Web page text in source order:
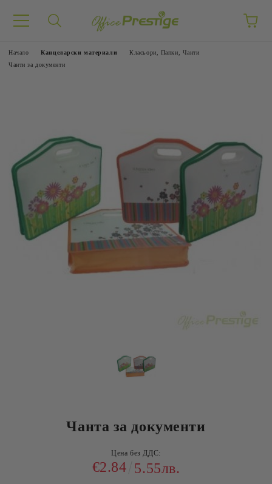
Начало Канцеларски материали
Класьори, Папки, Чанти
Чанти за документи
Чанта за документи
Цена без ДДС:
€2.84 5.55лв.